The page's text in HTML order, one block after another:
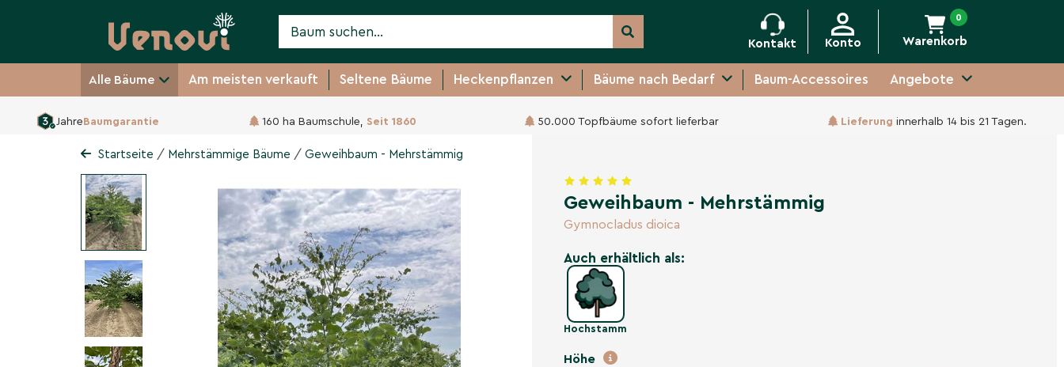
Kontakt Konto Warenkorb
0
Alle Bäume Am meisten verkauft Seltene Bäume Heckenpflanzen Bäume nach Bedarf Baum-Accessoires Angebote
JahreBaumgarantie 160 ha Baumschule, Seit 1860 50.000 Topfbäume sofort lieferbar Lieferung innerhalb 14 bis 21 Tagen.
Geweihbaum - Mehrstämmig
Gymnocladus dioica
Startseite / Mehrstämmige Bäume / Geweihbaum - Mehrstämmig
Geweihbaum - Mehrstämmig
Gymnocladus dioica
Auch erhältlich als:
Hochstamm
Höhe